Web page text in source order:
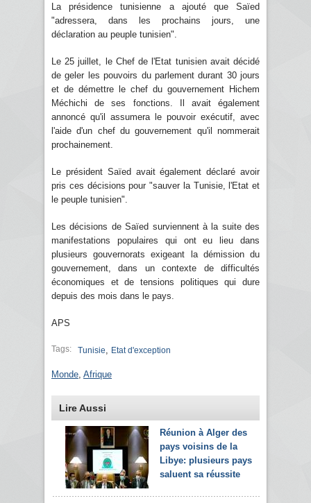
La présidence tunisienne a ajouté que Saïed
"adressera, dans les prochains jours, une
déclaration au peuple tunisien".
Le 25 juillet, le Chef de l'Etat tunisien avait décidé
de geler les pouvoirs du parlement durant 30 jours
et de démettre le chef du gouvernement Hichem
Méchichi de ses fonctions. Il avait également
annoncé qu'il assumera le pouvoir exécutif, avec
l'aide d'un chef du gouvernement qu'il nommerait
prochainement.
Le président Saïed avait également déclaré avoir
pris ces décisions pour "sauver la Tunisie, l'Etat et
le peuple tunisien".
Les décisions de Saïed surviennent à la suite des
manifestations populaires qui ont eu lieu dans
plusieurs gouvernorats exigeant la démission du
gouvernement, dans un contexte de difficultés
économiques et de tensions politiques qui dure
depuis des mois dans le pays.
APS
Tags: Tunisie Etat d'exception
Monde Afrique
Lire Aussi
Réunion à Alger des
pays voisins de la
Libye: plusieurs pays
saluent sa réussite